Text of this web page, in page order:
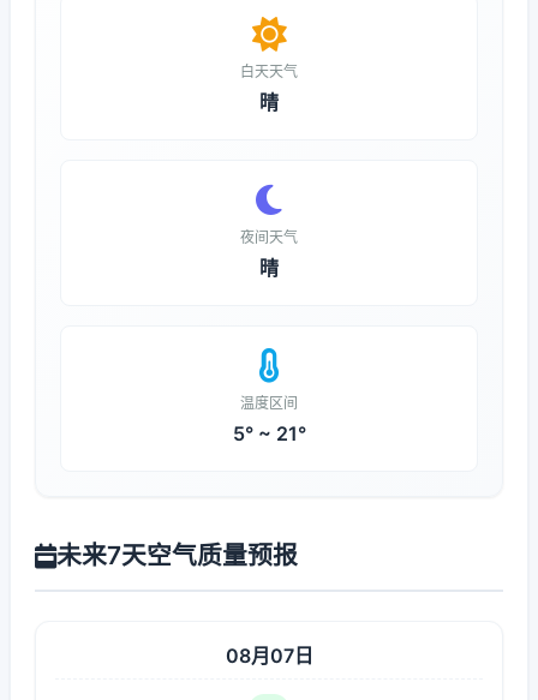
白天天气
晴
夜间天气
晴
温度区间
5° ~ 21°
未来7天空气质量预报
08月07日